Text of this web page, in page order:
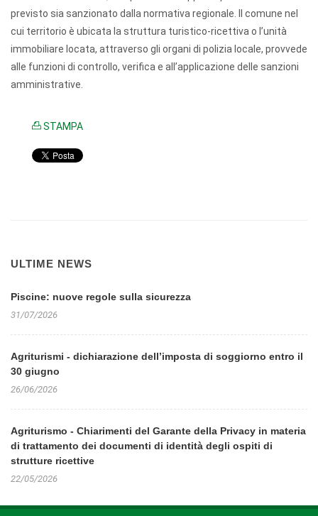
previsto sia sanzionato dalla normativa regionale. Il comune nel
cui territorio è ubicata la struttura turistico-ricettiva o l’unità
immobiliare locata, attraverso gli organi di polizia locale, provvede
alle funzioni di controllo, verifica e all’applicazione delle sanzioni
amministrative.
STAMPA
ULTIME NEWS
Piscine: nuove regole sulla sicurezza
31/07/2026
Agriturismi - dichiarazione dell’imposta di soggiorno entro il
30 giugno
26/06/2026
Agriturismo - Chiarimenti del Garante della Privacy in materia
di trattamento dei documenti di identità degli ospiti di
strutture ricettive
22/05/2026